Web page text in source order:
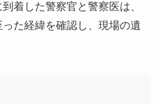
着した警察官と警察医は、
た経緯を確認し、現場の遺